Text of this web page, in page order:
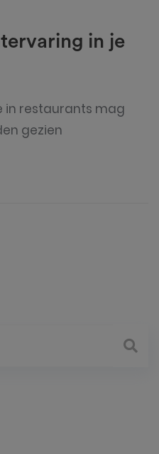
in je
in restaurants mag
gezien